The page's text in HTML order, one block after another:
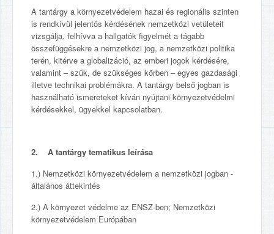
A tantárgy a környezetvédelem hazai és regionális szinten
is rendkívül jelentős kérdésének nemzetközi vetületeit
vizsgálja, felhívva a hallgatók figyelmét a tágabb
összefüggésekre a nemzetközi jog, a nemzetközi politika
terén, kitérve a globalizáció, az emberi jogok kérdésére,
valamint – szűk, de szükséges körben – egyes gazdasági
illetve technikai problémákra. A tantárgy belső jogban is
használható ismereteket kíván nyújtani környezetvédelmi
kérdésekkel, ügyekkel kapcsolatban.
2. A tantárgy tematikus leírása
1.) Nemzetközi környezetvédelem a nemzetközi jogban -
általános áttekintés
2.) A környezet védelme az ENSZ-ben; Nemzetközi
környezetvédelem Európában